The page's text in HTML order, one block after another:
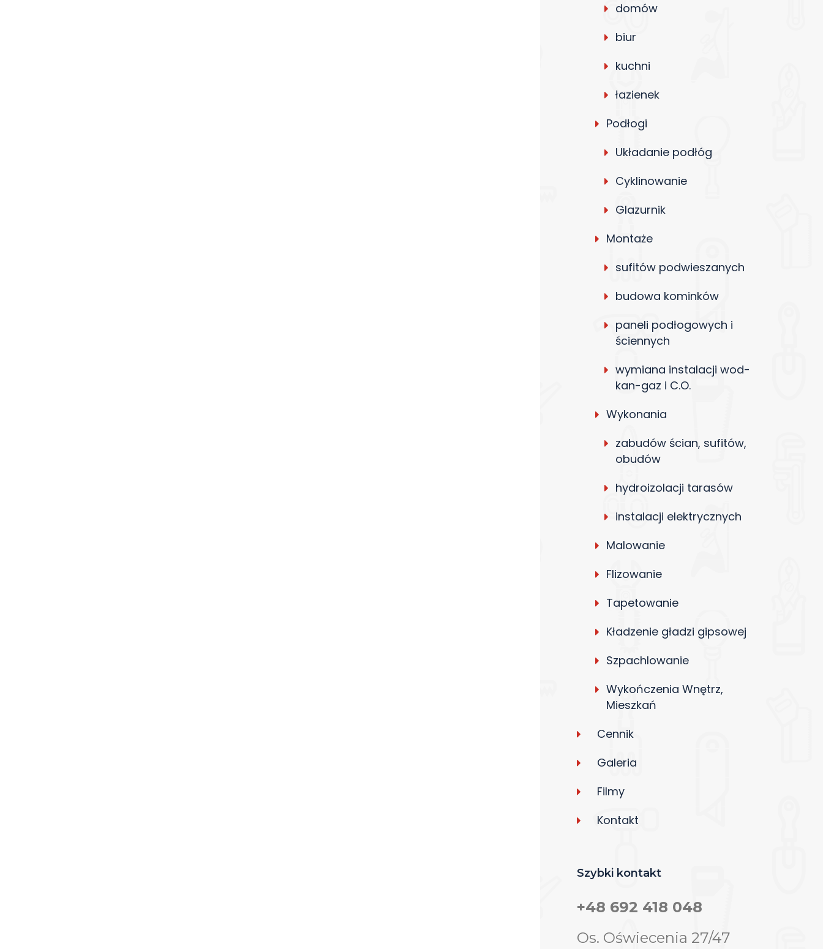
domów
biur
kuchni
łazienek
Podłogi
Układanie podłóg
Cyklinowanie
Glazurnik
Montaże
sufitów podwieszanych
budowa kominków
paneli podłogowych i
ściennych
wymiana instalacji wod-
kan-gaz i C.O.
Wykonania
zabudów ścian, sufitów,
obudów
hydroizolacji tarasów
instalacji elektrycznych
Malowanie
Flizowanie
Tapetowanie
Kładzenie gładzi gipsowej
Szpachlowanie
Wykończenia Wnętrz,
Mieszkań
Cennik
Galeria
Filmy
Kontakt
Szybki kontakt
+48 692 418 048
Os. Oświecenia 27/47